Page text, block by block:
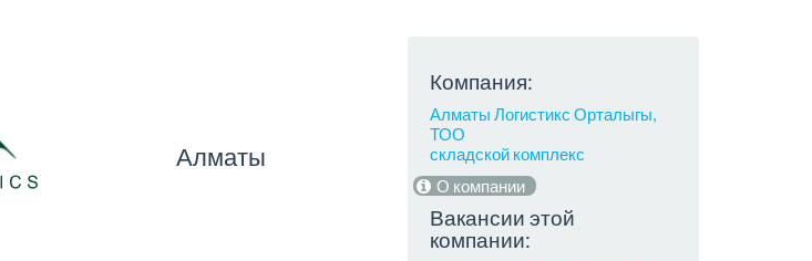
Алматы
Компания:
Алматы Логистикс Орталыгы,
ТОО
складской комплекс
О компании
Вакансии этой
компании: